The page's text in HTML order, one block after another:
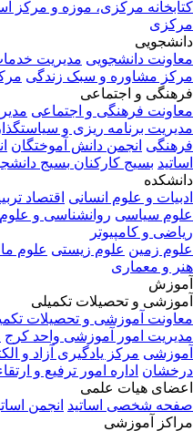
مرکزی، موزه و مرکز
دانشجویی مدیریت
مشاوره و سبک زندگی
و اجتماعی
فرهنگی و اجتماعی
برنامه ریزی و
انجمن دانش آموختگان
بسیج کارکنانبسیج
و علوم انسانی اقتصاد
سیاسی روانشناسی و علوم
و کامپیوتر
زمین علوم زیستی علوم
و معماری
و تحصیلات تکمیلی
آموزشی و تحصیلات
امور آموزشی واحد کرج
مرکز یادگیری آزاد و
اداره امور ترفیع و
هیات علمی
شخصی اساتید انجمن
آموزشی